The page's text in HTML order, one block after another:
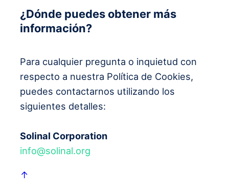
¿Dónde puedes obtener más
información?
Para cualquier pregunta o inquietud con
respecto a nuestra Política de Cookies,
puedes contactarnos utilizando los
siguientes detalles:
Solinal Corporation
info@solinal.org
↑